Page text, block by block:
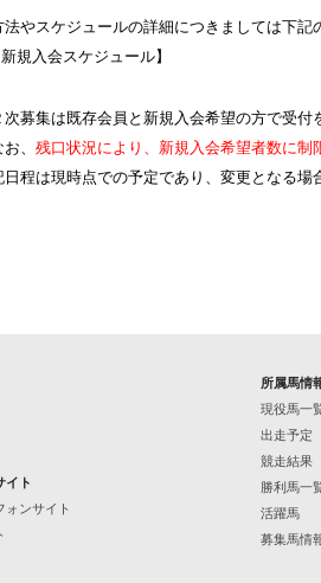
法やスケジュールの詳細につきましては下記
新規入会スケジュール】
募集は既存会員と新規入会希望の方で受付
、 残口状況により、新規入会希望者数に制
程は現時点での予定であり、変更となる場
イト
ォンサイト
所属馬情
現役馬一
出走予定
競走結果
勝利馬一
活躍馬
募集馬情